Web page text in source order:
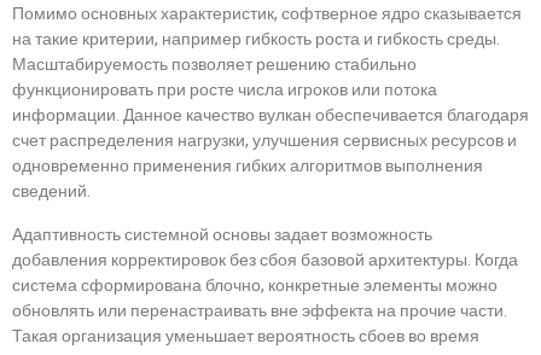
Помимо основных характеристик, софтверное ядро сказывается
на такие критерии, например гибкость роста и гибкость среды.
Масштабируемость позволяет решению стабильно
функционировать при росте числа игроков или потока
информации. Данное качество вулкан обеспечивается благодаря
счет распределения нагрузки, улучшения сервисных ресурсов и
одновременно применения гибких алгоритмов выполнения
сведений.
Адаптивность системной основы задает возможность
добавления корректировок без сбоя базовой архитектуры. Когда
система сформирована блочно, конкретные элементы можно
обновлять или перенастраивать вне эффекта на прочие части.
Такая организация уменьшает вероятность сбоев во время